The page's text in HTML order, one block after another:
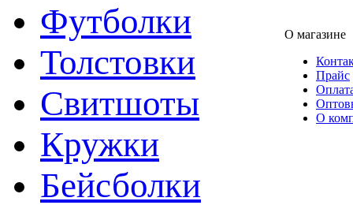
Футболки
Толстовки
Свитшоты
Кружки
Бейсболки
О магазине
Прайс
О